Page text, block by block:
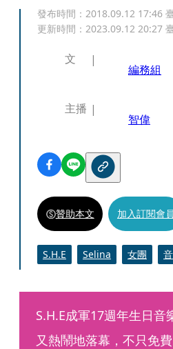
發布時間： 2018.09.12 17:46
更新時間： 2023.09.12 20:27
文
編務組
主播
智偉
贊助本文 加入訂閱會員
S.H.E Selina 女團
S.H.E成軍17週年生日
又熱鬧地落幕，不只免